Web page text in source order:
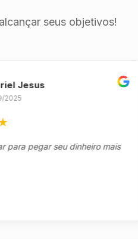
seus objetivos!
pegar seu dinheiro mais